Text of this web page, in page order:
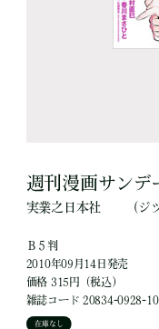
週刊漫画サンデ
実業之日本社 （ジ
Ｂ５判
2010年09月14日発売
価格 315円（税込）
雑誌コード 20834-0928-10
在庫なし